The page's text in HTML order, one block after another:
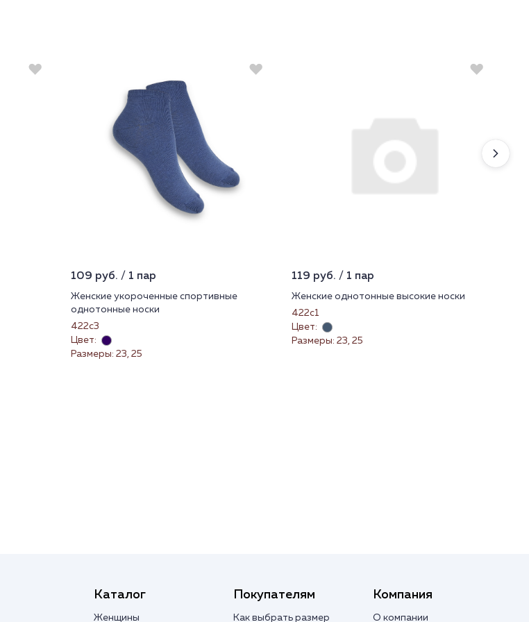
109 руб. / 1 пар
Женские укороченные спортивные
однотонные носки
422с3
Цвет:
Размеры: 23, 25
119 руб. / 1 пар
Женские однотонные высокие носки
422с1
Цвет:
Размеры: 23, 25
Каталог
Женщины
Покупателям
Как выбрать размер
Компания
О компании